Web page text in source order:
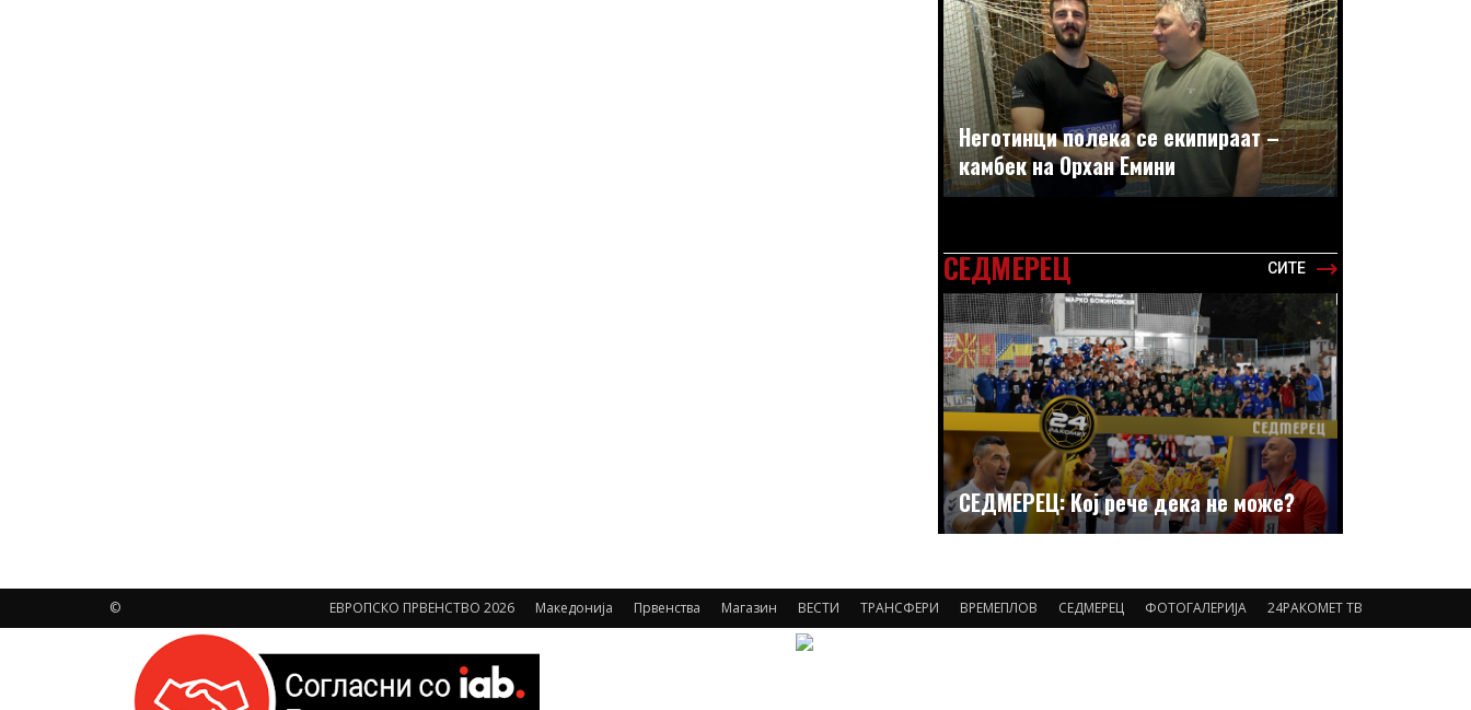
Неготинци полека се екипираат –
камбек на Орхан Емини
СЕДМЕРЕЦ СИТЕ
СЕДМЕРЕЦ: Кој рече дека не може?
ЕВРОПСКО ПРВЕНСТВО 2026 Македонија Првенства Магазин ВЕСТИ ТРАНСФЕРИ ВРЕМЕПЛОВ СЕДМЕРЕЦ ФОТОГАЛЕРИЈА 24РАКОМЕТ ТВ
©